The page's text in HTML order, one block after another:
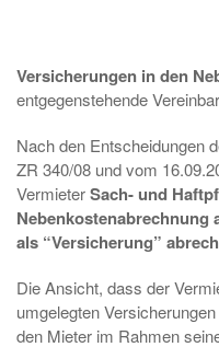
Versicherungen in den
entgegenstehende
Nach den Entscheidungen
ZR 340/08 und vom
VermieterSach- und
als “Versicherung”
Die Ansicht, dass der
umgelegten
den Mieter im Rahmen